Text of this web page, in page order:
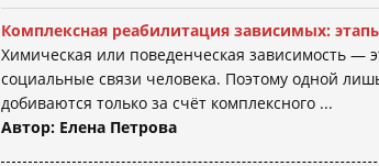
Комплексная реабилитация зависимых:
Химическая или поведенческая зависимость —
социальные связи человека. Поэтому одной
добиваются только за счёт комплексного ...
Автор: Елена Петрова